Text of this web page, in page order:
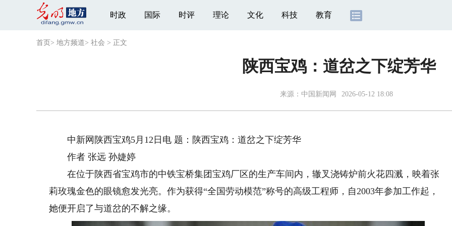
时政 国际 时评 理论 文化 科技 教育
首页 > 地方频道> 社会 > 正文
陕西宝鸡：道岔之下绽芳华
来源： 中国新闻网 2026-05-12 18:08
中新网陕西宝鸡5月12日电 题：陕西宝鸡：道岔之下绽芳华
作者 张远 孙婕婷
在位于陕西省宝鸡市的中铁宝桥集团宝鸡厂区的生产车间内，辙叉浇铸炉前火花四溅，映着张
莉玫瑰金色的眼镜愈发光亮。作为获得“全国劳动模范”称号的高级工程师，自2003年参加工作起，
她便开启了与道岔的不解之缘。